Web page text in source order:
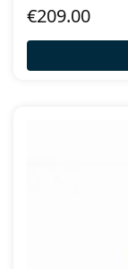
€209.00